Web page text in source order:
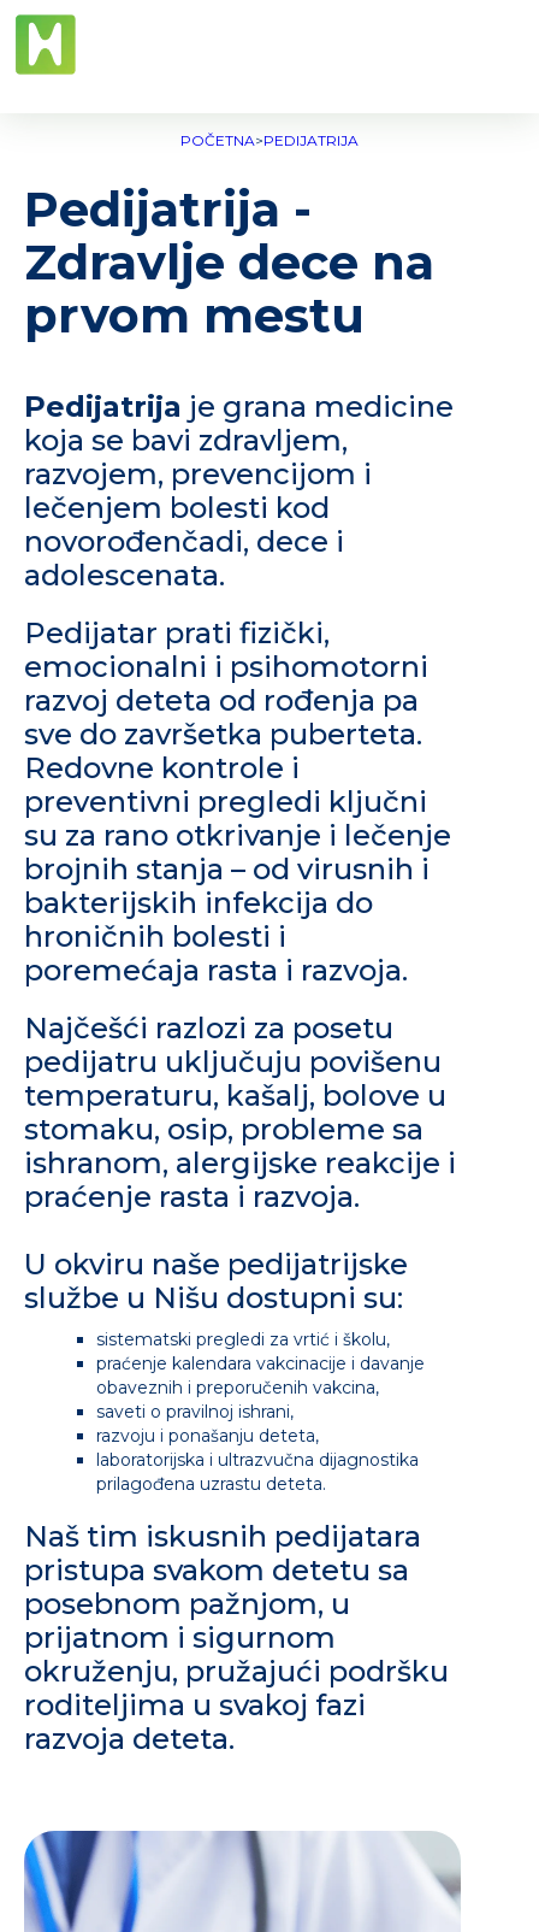
POČETNA>PEDIJATRIJA
Pedijatrija -
Zdravlje dece na
prvom mestu
Pedijatrija je grana medicine
koja se bavi zdravljem,
razvojem, prevencijom i
lečenjem bolesti kod
novorođenčadi, dece i
adolescenata.
Pedijatar prati fizički,
emocionalni i psihomotorni
razvoj deteta od rođenja pa
sve do završetka puberteta.
Redovne kontrole i
preventivni pregledi ključni
su za rano otkrivanje i lečenje
brojnih stanja – od virusnih i
bakterijskih infekcija do
hroničnih bolesti i
poremećaja rasta i razvoja.
Najčešći razlozi za posetu
pedijatru uključuju povišenu
temperaturu, kašalj, bolove u
stomaku, osip, probleme sa
ishranom, alergijske reakcije i
praćenje rasta i razvoja.
U okviru naše pedijatrijske
službe u Nišu dostupni su:
sistematski pregledi za vrtić i školu,
praćenje kalendara vakcinacije i davanje
obaveznih i preporučenih vakcina,
saveti o pravilnoj ishrani,
razvoju i ponašanju deteta,
laboratorijska i ultrazvučna dijagnostika
prilagođena uzrastu deteta.
Naš tim iskusnih pedijatara
pristupa svakom detetu sa
posebnom pažnjom, u
prijatnom i sigurnom
okruženju, pružajući podršku
roditeljima u svakoj fazi
razvoja deteta.